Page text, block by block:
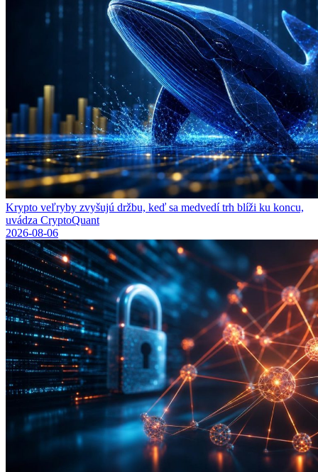
Krypto veľryby zvyšujú držbu, keď sa medvedí trh blíži ku koncu,
uvádza CryptoQuant
2026-08-06